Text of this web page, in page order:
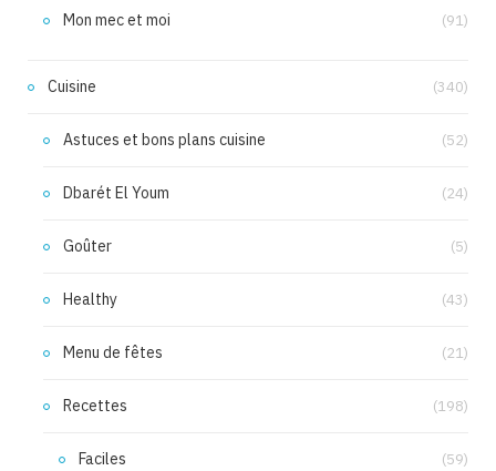
Mon mec et moi (91)
Cuisine (340)
Astuces et bons plans cuisine (52)
Dbarét El Youm (24)
Goûter (5)
Healthy (43)
Menu de fêtes (21)
Recettes (198)
Faciles (59)